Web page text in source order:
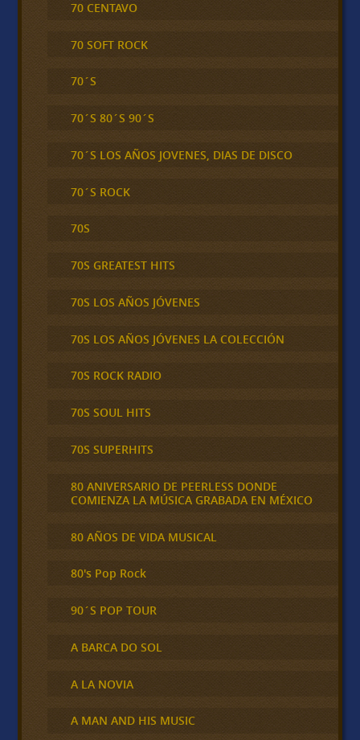
70 CENTAVO
70 SOFT ROCK
70´S
70´S 80´S 90´S
70´S LOS AÑOS JOVENES, DIAS DE DISCO
70´S ROCK
70S
70S GREATEST HITS
70S LOS AÑOS JÓVENES
70S LOS AÑOS JÓVENES LA COLECCIÓN
70S ROCK RADIO
70S SOUL HITS
70S SUPERHITS
80 ANIVERSARIO DE PEERLESS DONDE
COMIENZA LA MÚSICA GRABADA EN MÉXICO
80 AÑOS DE VIDA MUSICAL
80's Pop Rock
90´S POP TOUR
A BARCA DO SOL
A LA NOVIA
A MAN AND HIS MUSIC